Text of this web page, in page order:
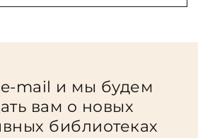
mail и мы будем
вам о новых
библиотеках